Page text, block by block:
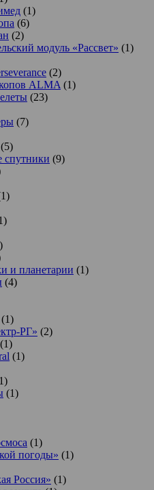
(1)
(6)
(2)
модуль «Рассвет» (1)
(2)
ALMA (1)
(23)
(7)
(5)
спутники (9)
и планетарии (1)
(4)
(1)
РГ» (2)
(1)
(1)
(1)
(1)
погоды» (1)
Россия» (1)